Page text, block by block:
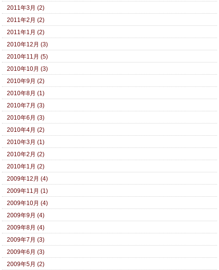
2011年3月 (2)
2011年2月 (2)
2011年1月 (2)
2010年12月 (3)
2010年11月 (5)
2010年10月 (3)
2010年9月 (2)
2010年8月 (1)
2010年7月 (3)
2010年6月 (3)
2010年4月 (2)
2010年3月 (1)
2010年2月 (2)
2010年1月 (2)
2009年12月 (4)
2009年11月 (1)
2009年10月 (4)
2009年9月 (4)
2009年8月 (4)
2009年7月 (3)
2009年6月 (3)
2009年5月 (2)